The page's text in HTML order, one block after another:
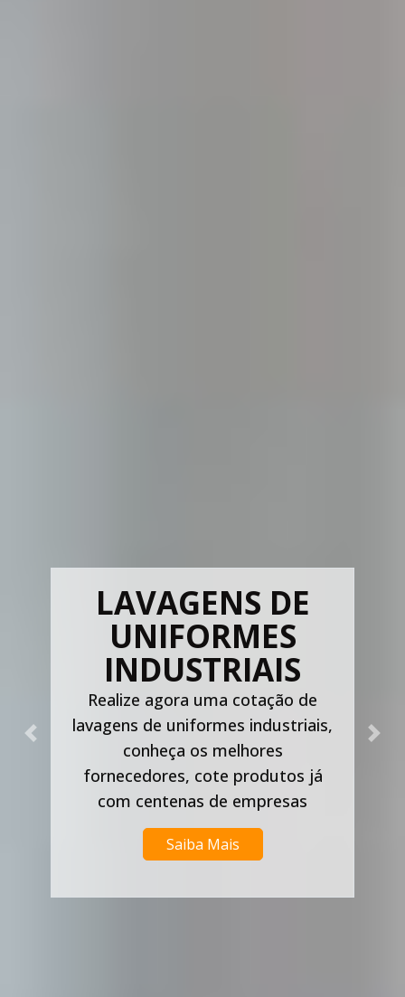
LAVAGENS DE
UNIFORMES
INDUSTRIAIS
Realize agora uma cotação de
lavagens de uniformes industriais,
conheça os melhores
fornecedores, cote produtos já
com centenas de empresas
Saiba Mais
Previous Next